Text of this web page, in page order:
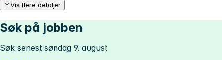
Vis flere detaljer
Søk på jobben
Søk senest søndag 9. august